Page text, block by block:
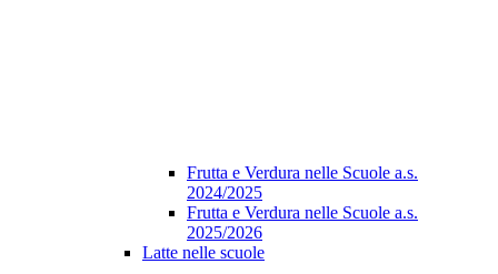
Frutta e Verdura nelle Scuole a.s.
2024/2025
Frutta e Verdura nelle Scuole a.s.
2025/2026
Latte nelle scuole